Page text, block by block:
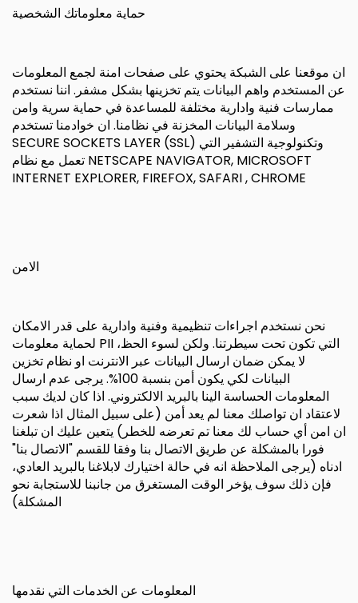
حماية معلوماتك الشخصية
ان موقعنا على الشبكة يحتوي على صفحات امنة لجمع المعلومات
عن المستخدم واهم البيانات يتم تخزينها بشكل مشفر. اننا نستخدم
ممارسات فنية وادارية مختلفة للمساعدة في حماية سرية وامن
وسلامة البيانات المخزنة في نظامنا. ان خوادمنا تستخدم
SECURE SOCKETS LAYER (SSL) وتكنولوجية التشفير التي
تعمل مع نظام NETSCAPE NAVIGATOR, MICROSOFT
INTERNET EXPLORER, FIREFOX, SAFARI , CHROME
الامن
نحن نستخدم اجراءات تنظيمية وفنية وادارية على قدر الامكان
لحماية معلومات PII التي تكون تحت سيطرتنا. ولكن لسوء الحظ،
لا يمكن ضمان ارسال البيانات عبر الانترنت او نظام تخزين
البيانات لكي يكون أمن بنسبة 100%. يرجى عدم ارسال
المعلومات الحساسة الينا بالبريد الالكتروني. اذا كان لديك سبب
لاعتقاد ان تواصلك معنا لم يعد أمن (على سبيل المثال اذا شعرت
ان امن أي حساب لك معنا تم تعرضه للخطر) يتعين عليك ان تبلغنا
فورا بالمشكلة عن طريق الاتصال بنا وفقا للقسم "الاتصال بنا"
ادناه (يرجى الملاحظة انه في حالة اختيارك لابلاغنا بالبريد العادي،
فإن ذلك سوف يؤخر الوقت المستغرق من جانبنا للاستجابة نحو
المشكلة)
المعلومات عن الخدمات التي نقدمها